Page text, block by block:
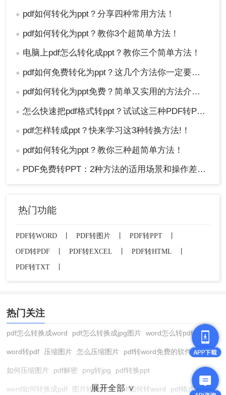
4、根据需要调整导出设置，如页面范围、图
像质量等。
5、点击“导出”按钮，等待转换完成并保存文
总结
以上就是怎么将pdf转化为ppt的方法介绍了，无论
法都能满足您的需求。根据具体的应用场景和个人
偏好，您可以灵活选择最适合自己的解决方案。记
住，在进行任何转换之前，请确保备份重要数据，
以防意外丢失。
● pdf如何转化为ppt？分享四种常用方法！
● pdf如何转化为ppt？教你3个超简单方法！
● 电脑上pdf怎么转化成ppt？教你三个简单方法！
● pdf如何免费转化为ppt？这几个方法你一定要知道！
● pdf如何转化为ppt免费？简单又实用的方法介绍！
● 怎么快速把pdf格式转ppt？试试这三种PDF转PPT的方法，简单几步，高效转换！
● pdf怎样转成ppt？快来学习这3种转换方法!！
● pdf如何转化为ppt？教你三种超简单方法！
● PDF免费转PPT：2种方法的适用场景和操作差异！
热门功能
PDF转WORD PDF转图片 PDF转PPT
OFD转PDF
PDF转EXCEL PDF转HTML
PDF转TXT
热门关注
pdf怎么转换成word pdf怎么转换成jpg图片 word怎么转pdf
word转pdf 压缩图片 怎么压缩图片 pdf转word免费的软件
如何压缩图片 pdf解密 png转jpg pdf转换ppt
word如何转换成pdf 图片转换格式 pdf如何转word pdf格式转换
展开全部 ∨